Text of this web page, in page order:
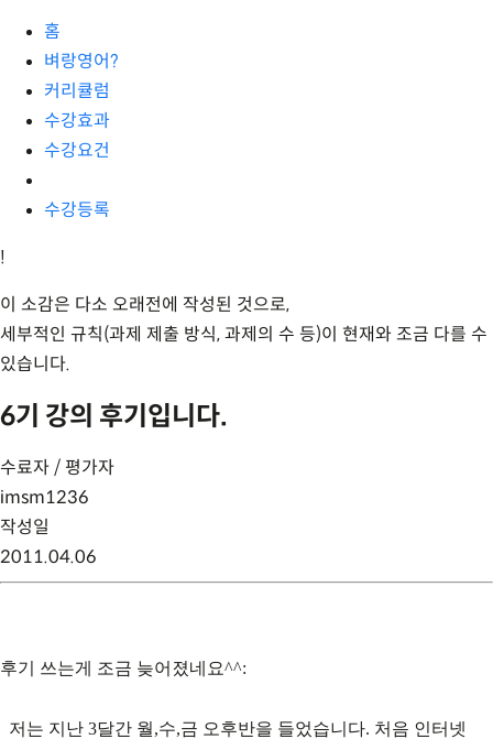
홈
벼랑영어?
커리큘럼
수강효과
수강요건
수강등록
!
이 소감은 다소 오래전에 작성된 것으로,
세부적인 규칙(과제 제출 방식, 과제의 수 등)이 현재와 조금 다를 수
있습니다.
6기 강의 후기입니다.
수료자 / 평가자
imsm1236
작성일
2011.04.06
후기 쓰는게 조금 늦어졌네요^^:
저는 지난 3달간 월,수,금 오후반을 들었습니다. 처음 인터넷